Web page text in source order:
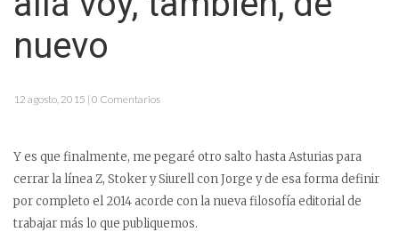
nuevo
12 agosto, 2015 | 0 Comentarios
Y es que finalmente, me pegaré otro salto hasta Asturias para
cerrar la línea Z, Stoker y Siurell con Jorge y de esa forma definir
por completo el 2014 acorde con la nueva filosofía editorial de
trabajar más lo que publiquemos.